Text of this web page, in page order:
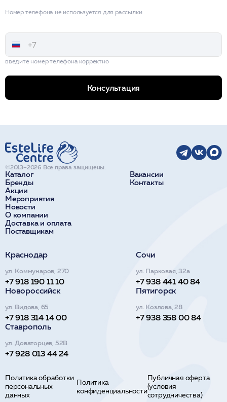
Номер телефона не используется для рассылки
введите номер телефона корректно
Консультация
Каталог
Бренды
Акции
Мероприятия
Новости
О компании
Доставка и оплата
Поставщикам
Вакансии
Контакты
©2013–2026 Все права защищены.
Краснодар
ул. Коммунаров, 270
+7 918 190 11 10
Сочи
ул. Парковая, 32а
+7 938 441 40 84
Новороссийск
ул. Видова, 65
+7 918 314 14 00
Пятигорск
ул. Козлова, 28
+7 938 358 00 84
Ставрополь
ул. Доваторцев, 52В
+7 928 013 44 24
Политика обработки
персональных
данных
Политика
конфиденциальности
Публичная оферта
(условия
сотрудничества)